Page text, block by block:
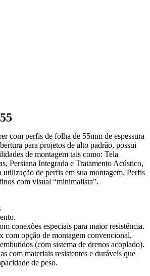
com perfis de folha de 55mm de espessura
para projetos de alto padrão, possui
de montagem tais como: Tela
Persiana Integrada e Tratamento Acústico,
utilização de perfis em sua montagem. Perfis
com visual “minimalista”.
conexões especiais para maior resistência.
com opção de montagem convencional,
(com sistema de drenos acoplado).
com materiais resistentes e duráveis que
de peso.